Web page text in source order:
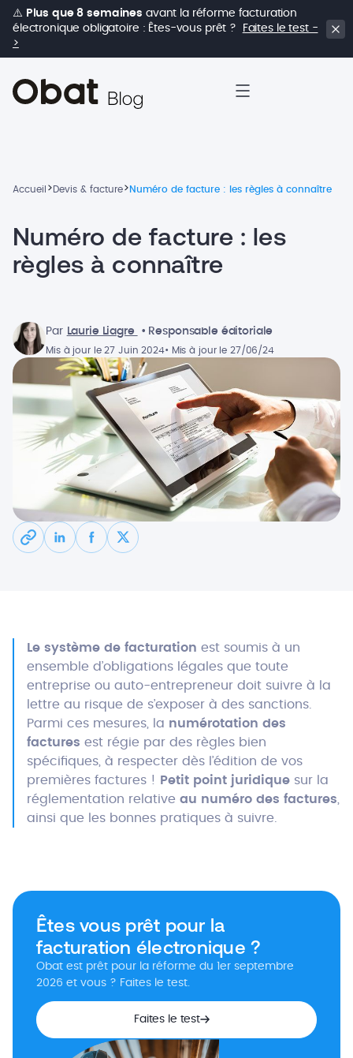
⚠️ Plus que 8 semaines avant la réforme facturation
électronique obligatoire : Êtes-vous prêt ?
Faites le test -
>
Accueil > Devis & facture> Numéro de facture : les règles à connaître
Numéro de facture : les
règles à connaître
Par Laurie Liagre • Responsable éditoriale
Mis à jour le 27 Juin 2024• Mis à jour le 27/06/24
Le système de facturation est soumis à un
ensemble d’obligations légales que toute
entreprise ou auto-entrepreneur doit suivre à la
lettre au risque de s’exposer à des sanctions.
Parmi ces mesures, la numérotation des
factures est régie par des règles bien
spécifiques, à respecter dès l’édition de vos
premières factures ! Petit point juridique sur la
réglementation relative au numéro des factures
ainsi que les bonnes pratiques à suivre.
Êtes vous prêt pour la
facturation électronique ?
Obat est prêt pour la réforme du 1er septembre
2026 et vous ? Faites le test.
Faites le test